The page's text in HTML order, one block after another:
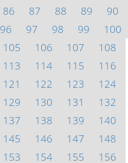
86 87 88 89
90
96 97 98 99
100
105 106 107
108
113 114 115
116
121 122 123
124
129 130 131
132
137 138 139
140
145 146 147
148
153 154 155
156